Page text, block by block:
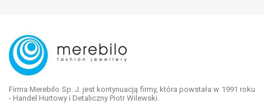
Firma Merebilo Sp. J. jest kontynuacją firmy, która powstała w 1991 roku
- Handel Hurtowy i Detaliczny Piotr Wilewski.